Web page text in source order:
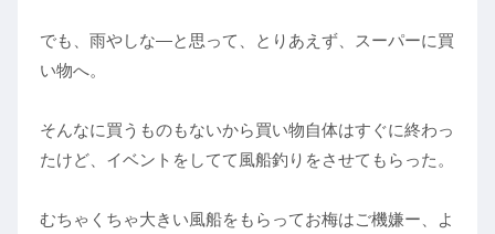
でも、雨やしな―と思って、とりあえず、スーパーに買
い物へ。
そんなに買うものもないから買い物自体はすぐに終わっ
たけど、イベントをしてて風船釣りをさせてもらった。
むちゃくちゃ大きい風船をもらってお梅はご機嫌ー、よ